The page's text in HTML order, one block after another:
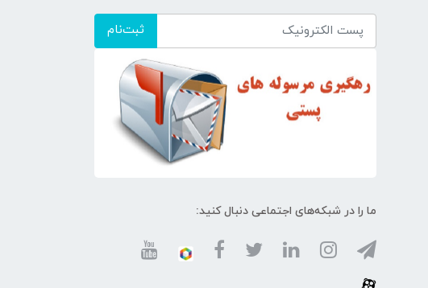
ثبت‌نام
ما را در شبکه‌های اجتماعی دنبال کنید: